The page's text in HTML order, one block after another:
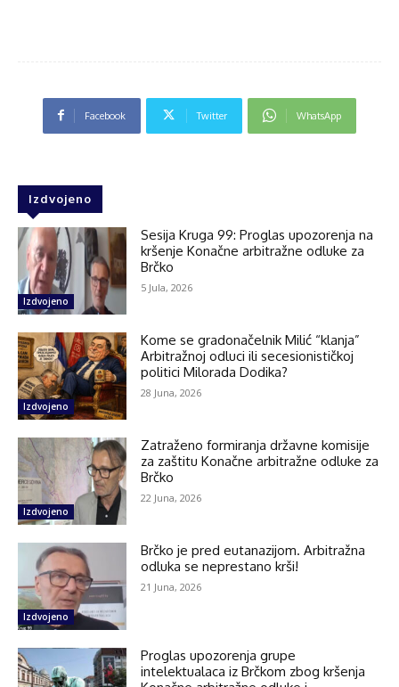
Facebook Twitter WhatsApp
Izdvojeno
Izdvojeno
Sesija Kruga 99: Proglas upozorenja na
kršenje Konačne arbitražne odluke za
Brčko
5 Jula, 2026
Izdvojeno
Kome se gradonačelnik Milić “klanja”
Arbitražnoj odluci ili secesionističkoj
politici Milorada Dodika?
28 Juna, 2026
Izdvojeno
Zatraženo formiranja državne komisije
za zaštitu Konačne arbitražne odluke za
Brčko
22 Juna, 2026
Izdvojeno
Brčko je pred eutanazijom. Arbitražna
odluka se neprestano krši!
21 Juna, 2026
Proglas upozorenja grupe
intelektualaca iz Brčkom zbog kršenja